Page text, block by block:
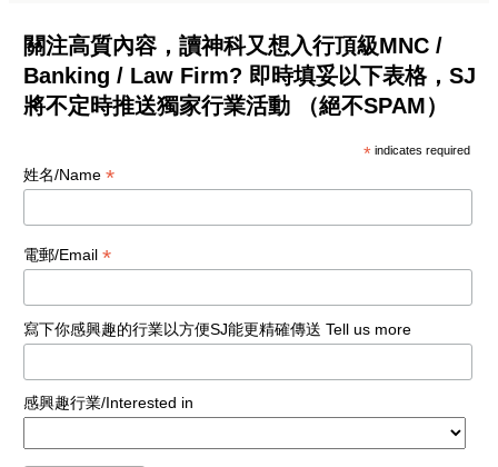
關注高質內容，讀神科又想入行頂級MNC /
Banking / Law Firm? 即時填妥以下表格，SJ
將不定時推送獨家行業活動 （絕不SPAM）
* indicates required
姓名/Name *
電郵/Email *
寫下你感興趣的行業以方便SJ能更精確傳送 Tell us more
感興趣行業/Interested in